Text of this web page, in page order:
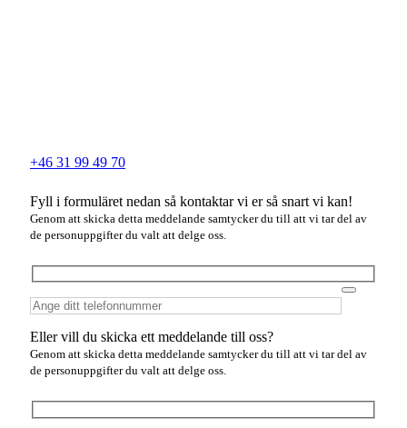
+46 31 99 49 70
Fyll i formuläret nedan så kontaktar vi er så snart vi kan!
Genom att skicka detta meddelande samtycker du till att vi tar del av
de personuppgifter du valt att delge oss.
Eller vill du skicka ett meddelande till oss?
Genom att skicka detta meddelande samtycker du till att vi tar del av
de personuppgifter du valt att delge oss.